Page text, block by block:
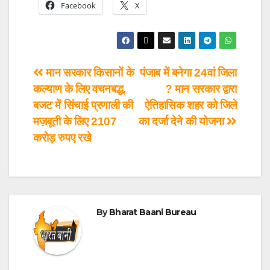
Facebook X
पंजाब में बनेगा 24वां जिला
? मान सरकार द्वारा
ऐतिहासिक शहर को जिले
का दर्जा देने की योजना
मान सरकार किसानों के
कल्याण के लिए वचनबद्ध,
बजट में सिंचाई प्रणाली की
मज़बूती के लिए 2107
करोड़ रुपए रखे
ByBharat Baani Bureau